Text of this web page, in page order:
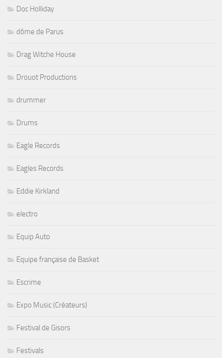
Doc Holliday
dôme de Parus
Drag Witche House
Drouot Productions
drummer
Drums
Eagle Records
Eagles Records
Eddie Kirkland
electro
Equip Auto
Equipe française de Basket
Escrime
Expo Music (Créateurs)
Festival de Gisors
Festivals